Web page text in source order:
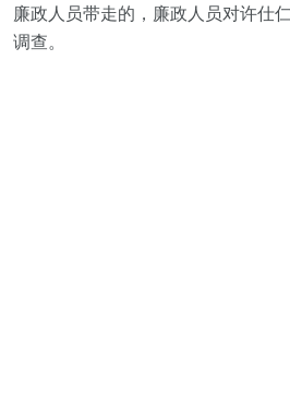
廉政人员带走的，廉政人员对许仕
调查。